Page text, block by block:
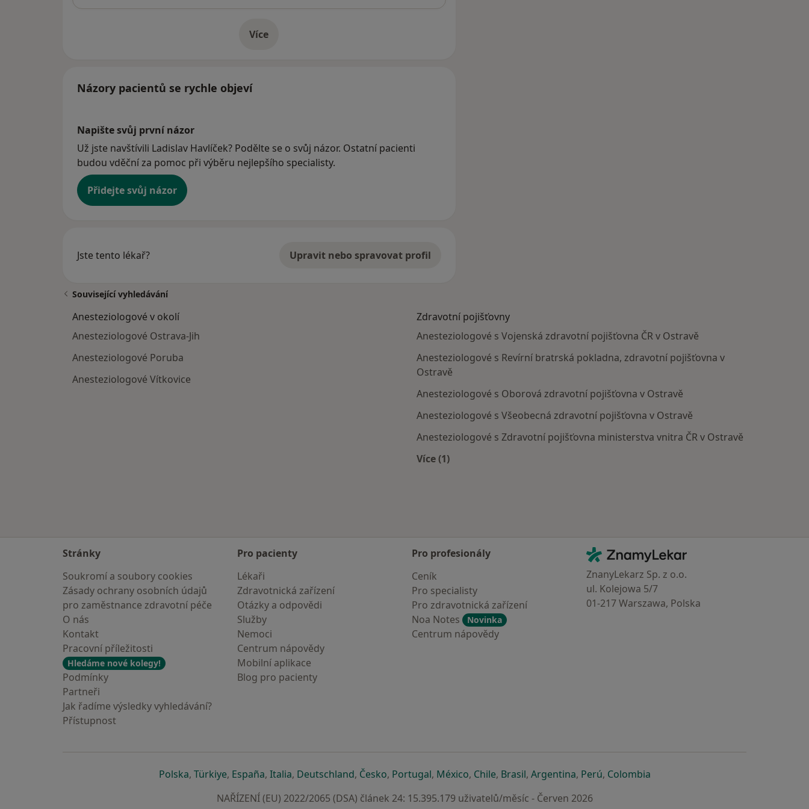
Víceo adrese
Názory pacientů se rychle objeví
Napište svůj první názor
Už jste navštívili Ladislav Havlíček? Podělte se o svůj názor. Ostatní pacienti
budou vděční za pomoc při výběru nejlepšího specialisty.
Přidejte svůj názor
Jste tento lékař? Upravit nebo spravovat profil
Související vyhledávání
Anesteziologové v okolí
Anesteziologové Ostrava-Jih
Anesteziologové Poruba
Anesteziologové Vítkovice
Zdravotní pojišťovny
Anesteziologové s Vojenská zdravotní pojišťovna ČR v Ostravě
Anesteziologové s Revírní bratrská pokladna, zdravotní pojišťovna v
Ostravě
Anesteziologové s Oborová zdravotní pojišťovna v Ostravě
Anesteziologové s Všeobecná zdravotní pojišťovna v Ostravě
Anesteziologové s Zdravotní pojišťovna ministerstva vnitra ČR v Ostravě
Více (1)
Stránky
Soukromí a soubory cookies
Zásady ochrany osobních údajů
pro zaměstnance zdravotní péče
O nás
Kontakt
Pracovní příležitosti
Hledáme nové kolegy!
Podmínky
Partneři
Jak řadíme výsledky vyhledávání?
Přístupnost
Pro pacienty
Lékaři
Zdravotnická zařízení
Otázky a odpovědi
Služby
Nemoci
Centrum nápovědy
Mobilní aplikace
Blog pro pacienty
Pro profesionály
Ceník
Pro specialisty
Pro zdravotnická zařízení
Noa Notes
Novinka
Centrum nápovědy
Kontakt
ZnamyLekar - Hlavní stránka
ZnanyLekarz Sp. z o.o.
ul. Kolejowa 5/7
01-217 Warszawa, Polska
Polskase otevře v nové záložce
, Türkiyese otevře v nové záložce
, Españase otevře v nové záložce
, Italiase otevře v nové záložce
, Deutschlandse otevře v nové záložce
, Českose otevře v nové záložce
, Portugalse otevře v nové záložce
, Méxicose otevře v nové záložce
, Chilese otevře v nové záložce
, Brasilse otevře v nové záložce
, Argentinase otevře v nové záložce
, Perúse otevře v nové záložce
, Colombiase otevře v nové záložce
NAŘÍZENÍ (EU) 2022/2065 (DSA) článek 24: 15.395.179 uživatelů/měsíc - Červen 2026